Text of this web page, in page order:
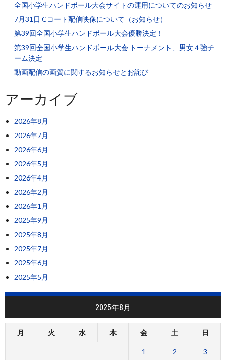
全国小学生ハンドボール大会サイトの運用についてのお知らせ
7月31日 Cコート配信映像について（お知らせ）
第39回全国小学生ハンドボール大会優勝決定！
第39回全国小学生ハンドボール大会 トーナメント、男女４強チ
ーム決定
動画配信の画質に関するお知らせとお詫び
アーカイブ
2026年8月
2026年7月
2026年6月
2026年5月
2026年4月
2026年2月
2026年1月
2025年9月
2025年8月
2025年7月
2025年6月
2025年5月
2025年8月
月 火 水 木 金 土 日
1 2 3